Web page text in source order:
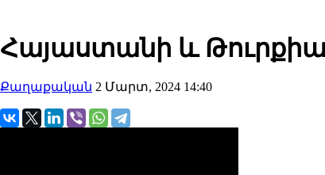
Հայաստանի և
Քաղաքական 2 Մարտ, 2024 14:40